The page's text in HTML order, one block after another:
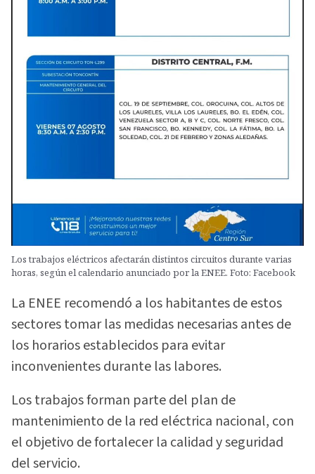
Los trabajos eléctricos afectarán distintos circuitos durante varias
horas, según el calendario anunciado por la ENEE. Foto: Facebook
La ENEE recomendó a los habitantes de estos
sectores tomar las medidas necesarias antes de
los horarios establecidos para evitar
inconvenientes durante las labores.
Los trabajos forman parte del plan de
mantenimiento de la red eléctrica nacional, con
el objetivo de fortalecer la calidad y seguridad
del servicio.